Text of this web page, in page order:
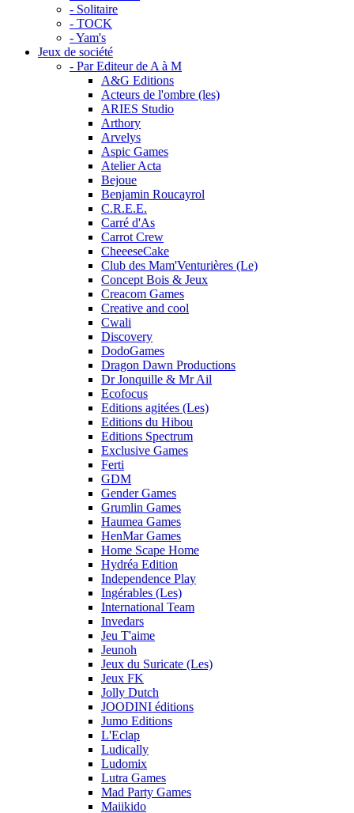
- Solitaire
- TOCK
- Yam's
Jeux de société
- Par Editeur de A à M
A&G Editions
Acteurs de l'ombre (les)
ARIES Studio
Arthory
Arvelys
Aspic Games
Atelier Acta
Bejoue
Benjamin Roucayrol
C.R.E.E.
Carré d'As
Carrot Crew
CheeeseCake
Club des Mam'Venturières (Le)
Concept Bois & Jeux
Creacom Games
Creative and cool
Cwali
Discovery
DodoGames
Dragon Dawn Productions
Dr Jonquille & Mr Ail
Ecofocus
Editions agitées (Les)
Editions du Hibou
Editions Spectrum
Exclusive Games
Ferti
GDM
Gender Games
Grumlin Games
Haumea Games
HenMar Games
Home Scape Home
Hydréa Edition
Independence Play
Ingérables (Les)
International Team
Invedars
Jeu T'aime
Jeunoh
Jeux du Suricate (Les)
Jeux FK
Jolly Dutch
JOODINI éditions
Jumo Editions
L'Eclap
Ludically
Ludomix
Lutra Games
Mad Party Games
Maiikido